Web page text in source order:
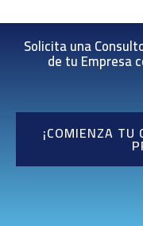
Solicita una
de tu Empresa
¡COMIENZA TU